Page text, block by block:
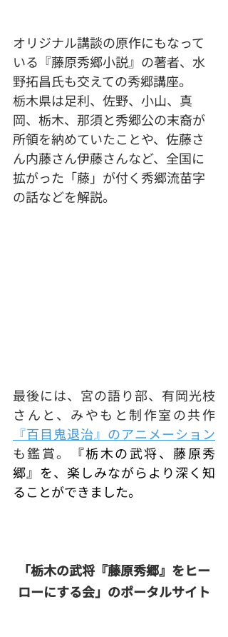
オリジナル講談の原作にもなって
いる『藤原秀郷小説』の著者、水
野拓昌氏も交えての秀郷講座。
栃木県は足利、佐野、小山、真
岡、栃木、那須と秀郷公の末裔が
所領を納めていたことや、佐藤さ
ん内藤さん伊藤さんなど、全国に
拡がった「藤」が付く秀郷流苗字
の話などを解説。
最後には、宮の語り部、有岡光枝
さんと、みやもと制作室の共作
『百目鬼退治』のアニメーション
も鑑賞。
『栃木の武将、藤原秀
郷』を、楽しみながらより深く知
ることができました。
「栃木の武将『藤原秀郷』をヒー
ローにする会」のポータルサイト